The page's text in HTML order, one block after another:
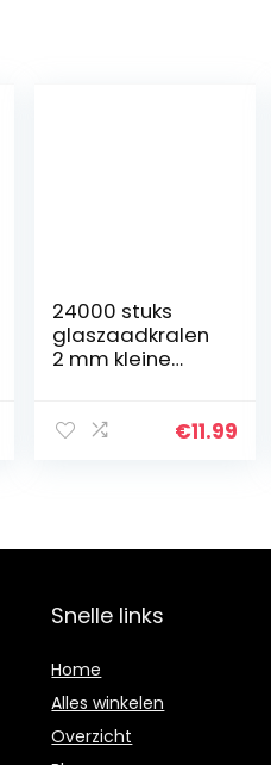
24000 stuks
glaszaadkralen
2 mm kleine
ambachtelijke
€11.99
Snelle links
Home
Alles winkelen
Overzicht